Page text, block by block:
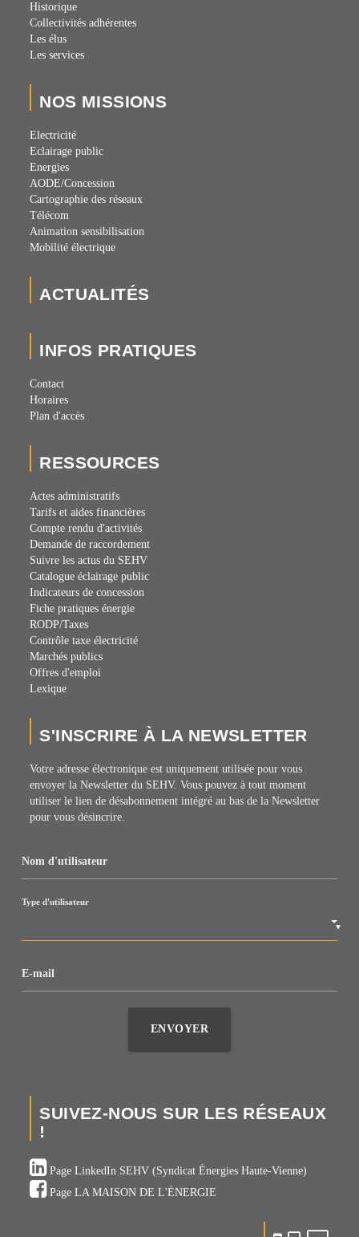
Historique
Collectivités adhérentes
Les élus
Les services
NOS MISSIONS
Electricité
Eclairage public
Energies
AODE/Concession
Cartographie des réseaux
Télécom
Animation sensibilisation
Mobilité électrique
ACTUALITÉS
INFOS PRATIQUES
Contact
Horaires
Plan d'accès
RESSOURCES
Actes administratifs
Tarifs et aides financières
Compte rendu d'activités
Demande de raccordement
Suivre les actus du SEHV
Catalogue éclairage public
Indicateurs de concession
Fiche pratiques énergie
RODP/Taxes
Contrôle taxe électricité
Marchés publics
Offres d'emploi
Lexique
S'INSCRIRE À LA NEWSLETTER
Votre adresse électronique est uniquement utilisée pour vous
envoyer la Newsletter du SEHV. Vous pouvez à tout moment
utiliser le lien de désabonnement intégré au bas de la Newsletter
pour vous désincrire.
Nom d'utilisateur
▼
Type d'utilisateur
E-mail
ENVOYER
SUIVEZ-NOUS SUR LES RÉSEAUX
!
Page LinkedIn SEHV (Syndicat Énergies Haute-Vienne)
Page LA MAISON DE L'ÉNERGIE